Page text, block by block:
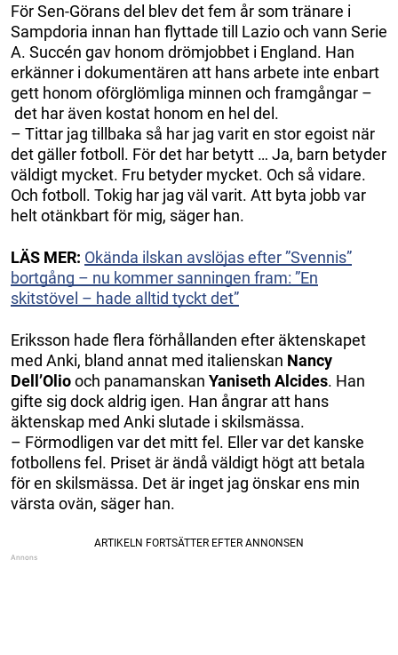
För Sen-Görans del blev det fem år som tränare i
Sampdoria innan han flyttade till Lazio och vann Serie
A. Succén gav honom drömjobbet i England. Han
erkänner i dokumentären att hans arbete inte enbart
gett honom oförglömliga minnen och framgångar –
det har även kostat honom en hel del.
– Tittar jag tillbaka så har jag varit en stor egoist när
det gäller fotboll. För det har betytt … Ja, barn betyder
väldigt mycket. Fru betyder mycket. Och så vidare.
Och fotboll. Tokig har jag väl varit. Att byta jobb var
helt otänkbart för mig, säger han.
LÄS MER: Okända ilskan avslöjas efter ”Svennis”
bortgång – nu kommer sanningen fram: ”En
skitstövel – hade alltid tyckt det”
Eriksson hade flera förhållanden efter äktenskapet
med Anki, bland annat med italienskan Nancy
Dell’Oliooch panamanskan Yaniseth Alcides. Han
gifte sig dock aldrig igen. Han ångrar att hans
äktenskap med Anki slutade i skilsmässa.
– Förmodligen var det mitt fel. Eller var det kanske
fotbollens fel. Priset är ändå väldigt högt att betala
för en skilsmässa. Det är inget jag önskar ens min
värsta ovän, säger han.